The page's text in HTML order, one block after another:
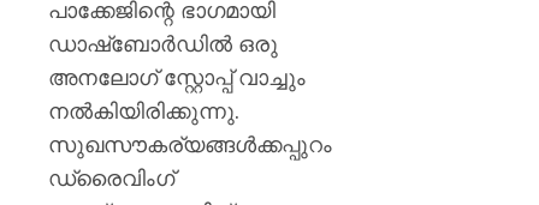
പാക്കേജിന്റെ ഭാഗമായി
ഡാഷ്‌ബോർഡിൽ ഒരു
അനലോഗ് സ്റ്റോപ്പ് വാച്ചും
നൽകിയിരിക്കുന്നു.
സുഖസൗകര്യങ്ങൾക്കപ്പുറം
ഡ്രൈവിംഗ്